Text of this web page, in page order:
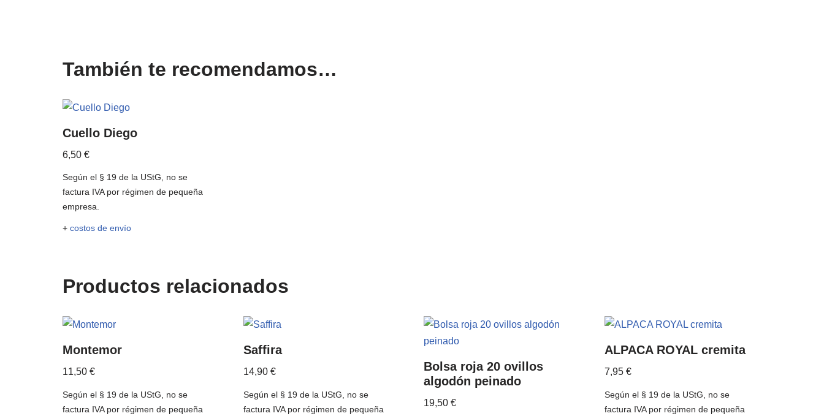
También te recomendamos…
Cuello Diego
6,50 €
Según el § 19 de la UStG, no se
factura IVA por régimen de pequeña
empresa.
+ costos de envío
Productos relacionados
Montemor
11,50 €
Según el § 19 de la UStG, no se
factura IVA por régimen de pequeña
Saffira
14,90 €
Según el § 19 de la UStG, no se
factura IVA por régimen de pequeña
Bolsa roja 20 ovillos
algodón peinado
19,50€
ALPACA ROYAL cremita
7,95€
Según el § 19 de la UStG, no se
factura IVA por régimen de pequeña